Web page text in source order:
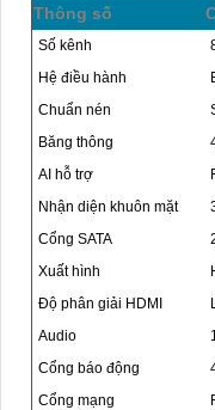
Thông số
Số kênh
Hệ điều hành
Chuẩn nén
Băng thông
AI hỗ trợ
Nhận diện khuôn mặt
Cổng SATA
Xuất hình
Độ phân giải HDMI
Audio
Cổng báo động
Cổng mạng